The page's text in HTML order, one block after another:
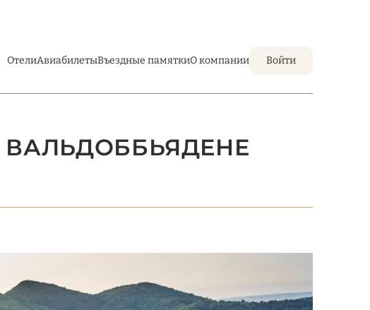
ОтелиАвиабилетыВъездные памяткиО компании Войти
В ВАЛЬДОББЬЯДЕНЕ